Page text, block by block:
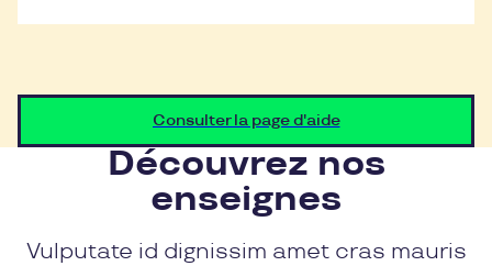
Consulter la page d'aide
Découvrez nos
enseignes
Vulputate id dignissim amet cras mauris